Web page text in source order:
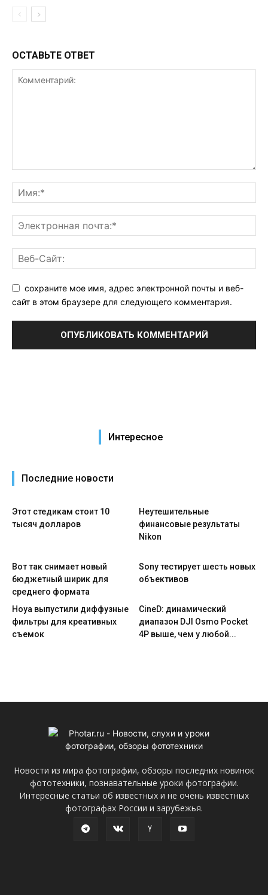
ОСТАВЬТЕ ОТВЕТ
сохраните мое имя, адрес электронной почты и веб-
сайт в этом браузере для следующего комментария.
Интересное
Последние новости
Этот стедикам стоит 10
тысяч долларов
Неутешительные
финансовые результаты
Nikon
Вот так снимает новый
бюджетный ширик для
среднего формата
Sony тестирует шесть новых
объективов
Hoya выпустили диффузные
фильтры для креативных
съемок
CineD: динамический
диапазон DJI Osmo Pocket
4P выше, чем у любой...
Новости из мира фотографии, обзоры последних новинок
фототехники, познавательные уроки фотографии.
Интересные статьи об известных и не очень известных
фотографах России и зарубежья.